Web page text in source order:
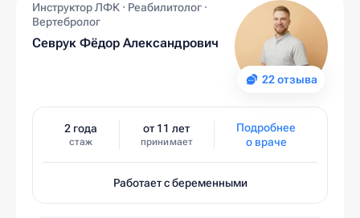
22 отзыва
Инструктор ЛФК · Реабилитолог ·
Вертебролог
Севрук Фёдор Александрович
2 года
стаж
от 11 лет
принимает
Подробнее
о враче
Работает с беременными